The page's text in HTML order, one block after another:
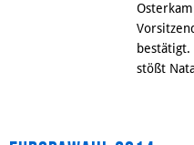
bestätigt.
stößt